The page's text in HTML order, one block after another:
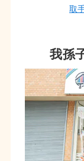
取
我孫